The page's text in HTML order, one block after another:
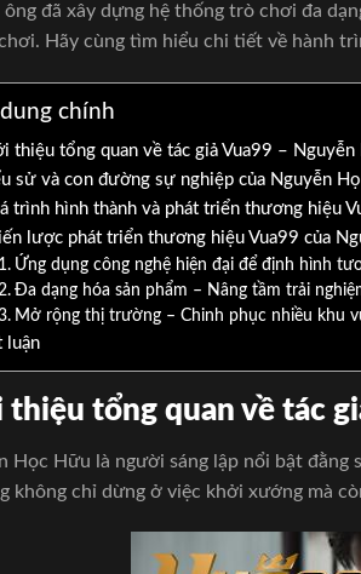
ông đã xây dựng hệ thống trò chơi đa
Hãy cùng tìm hiểu chi tiết về hành
chính
thiệu tổng quan về tác giả Vua99 –
sử và con đường sự nghiệp của Nguyễn
trình hình thành và phát triển thương hiệu
lược phát triển thương hiệu Vua99 của
Ứng dụng công nghệ hiện đại để định hình
Đa dạng hóa sản phẩm – Nâng tầm trải
Mở rộng thị trường – Chinh phục nhiều khu
luận
thiệu tổng quan về tác
Học Hữu là người sáng lập nổi bật
không chỉ dừng ở việc khởi xướng mà